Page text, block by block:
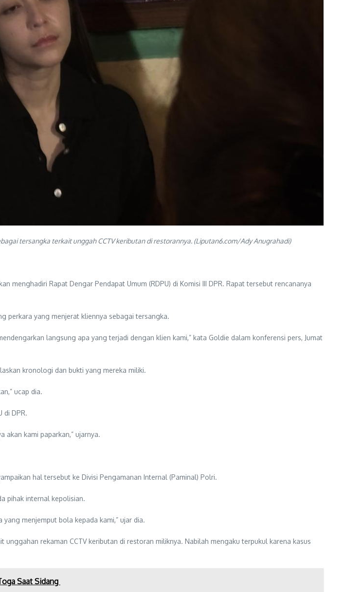
tersangka terkait unggah CCTV keributan di restorannya. (Liputan6.com/Ady Anugrahadi)
menghadiri Rapat Dengar Pendapat Umum (RDPU) di Komisi III DPR. Rapat tersebut rencananya
perkara yang menjerat kliennya sebagai tersangka.
langsung apa yang terjadi dengan klien kami,” kata Goldie dalam konferensi pers, Jumat
kronologi dan bukti yang mereka miliki.
ucap dia.
di DPR.
akan kami paparkan,” ujarnya.
hal tersebut ke Divisi Pengamanan Internal (Paminal) Polri.
pihak internal kepolisian.
menjemput bola kepada kami,” ujar dia.
rekaman CCTV keributan di restoran miliknya. Nabilah mengaku terpukul karena kasus
Saat Sidang